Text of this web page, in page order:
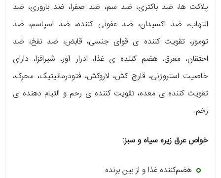
پلاکت ها، ضد باکتری، ضد سم، ضد صفرا، ضد باروری، ضد
التهاب، ضد اکسیدان، ضد عفونی کننده، ضد اسپاسم، ضد
تومور، تقویت کننده ی قوای جنسی، قابض، ضد نفخ، ضد
احتقان، معرق، هضم کننده ی غذا، ادرار آور، شیرافزا، دارای
خاصیت استروژنی، قارچ کش، لاروکش، فتودرماتیتیک، محرک،
تقویت کننده ی معده، تقویت کننده ی رحم و التیام دهنده ی
زخم.
خواص عرق زیره سیاه و سبز:
هضم‌کننده غذا و از بین برنده